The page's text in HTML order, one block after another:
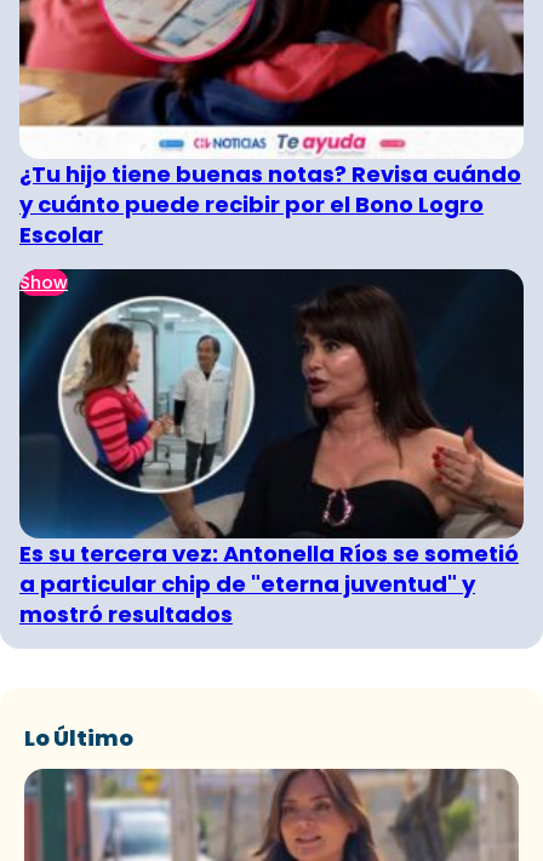
¿Tu hijo tiene buenas notas? Revisa cuándo
y cuánto puede recibir por el Bono Logro
Escolar
Show
Es su tercera vez: Antonella Ríos se sometió
a particular chip de "eterna juventud" y
mostró resultados
Lo Último